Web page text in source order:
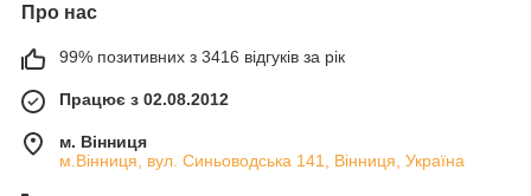
Про нас
99% позитивних з 3416 відгуків за рік
Працює з 02.08.2012
м. Вінниця
м.Вінниця, вул. Синьоводська 141, Вінниця, Україна